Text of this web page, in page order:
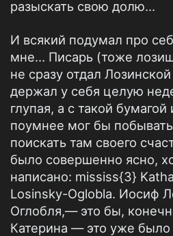
разыскать свою долю…
И всякий подумал про
мне… Писарь (тоже
не сразу отдал
держал у себя целую
глупая, а с такой
поумнее мог бы
поискать там своего
было совершенно ясно,
написано: mississ{3}
Losinsky-Oglobla. Иосиф
Оглобля,— это бы,
Катерина — это уже